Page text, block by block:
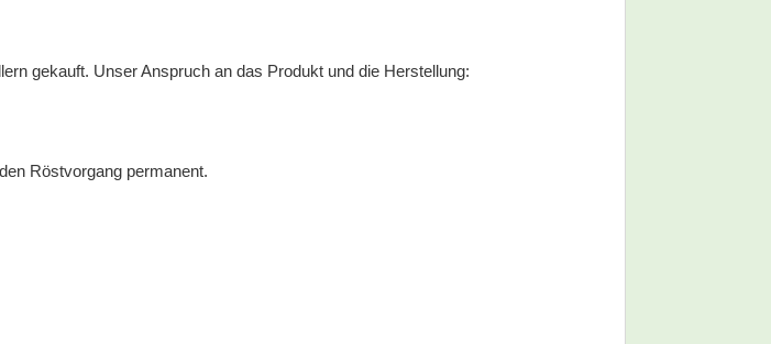
gekauft. Unser Anspruch an das Produkt und die Herstellung:
Röstvorgang permanent.